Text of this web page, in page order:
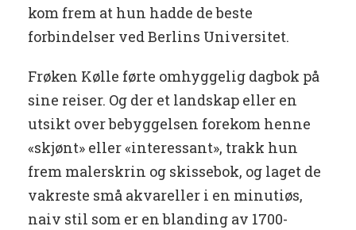
kom frem at hun hadde de beste
forbindelser ved Berlins Universitet.
Frøken Kølle førte omhyggelig dagbok på
sine reiser. Og der et landskap eller en
utsikt over bebyggelsen forekom henne
«skjønt» eller «interessant», trakk hun
frem malerskrin og skissebok, og laget de
vakreste små akvareller i en minutiøs,
naiv stil som er en blanding av 1700-